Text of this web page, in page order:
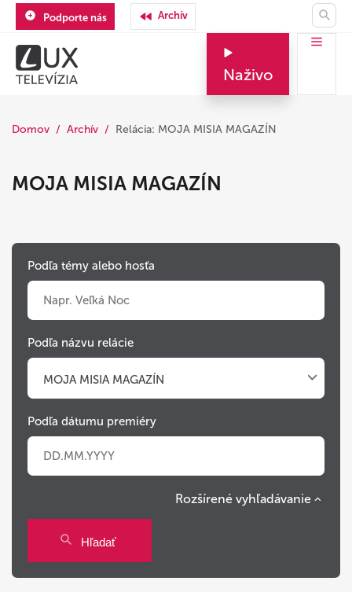
Podporte nás Archív
Naživo
Domov Archív Relácia: MOJA MISIA MAGAZÍN
MOJA MISIA MAGAZÍN
Podľa témy alebo hosťa
Podľa názvu relácie
MOJA MISIA MAGAZÍN
Podľa dátumu premiéry
Po Ut
27 28 29
Rozšírené vyhľadávanie
Hľadať